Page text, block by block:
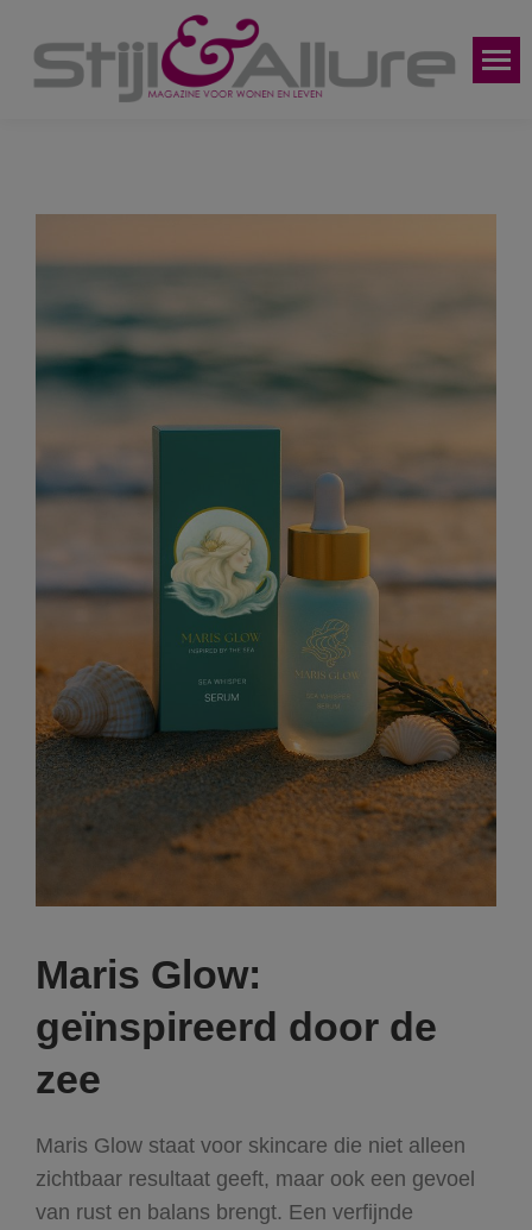
Maris Glow:
geïnspireerd door de
zee
Maris Glow staat voor skincare die niet alleen
zichtbaar resultaat geeft, maar ook een gevoel
van rust en balans brengt. Een verfijnde